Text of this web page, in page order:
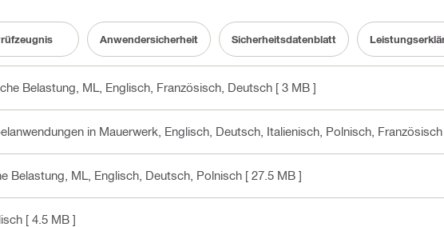
Anwendersicherheit Sicherheitsdatenblatt
Belastung, ML , Englisch, Französisch, Deutsch [ 3 MB ]
in Mauerwerk , Englisch, Deutsch, Italienisch, Polnisch, Französisch
Belastung, ML , Englisch, Deutsch, Polnisch [ 27.5 MB ]
[ 4.5 MB ]